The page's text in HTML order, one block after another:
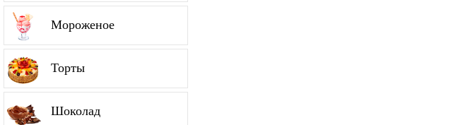
Мороженое
Торты
Шоколад